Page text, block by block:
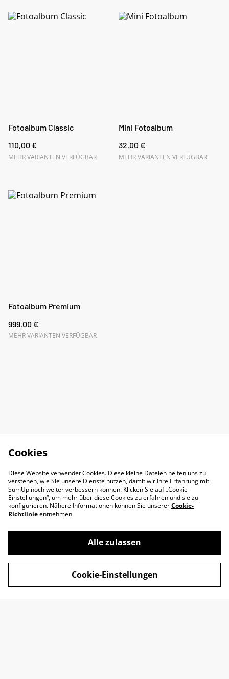
Fotoalbum Classic
110,00 €
MEHR VARIANTEN VERFÜGBAR
Mini Fotoalbum
32,00 €
MEHR VARIANTEN VERFÜGBAR
Fotoalbum Premium
999,00 €
MEHR VARIANTEN VERFÜGBAR
Widerrufsrecht
Cookies
Diese Website verwendet Cookies. Diese kleine Dateien helfen uns zu
verstehen, wie Sie unsere Dienste nutzen, damit wir Ihre Erfahrung mit
SumUp noch weiter verbessern können. Klicken Sie auf „Cookie-
Einstellungen“, um mehr über diese Cookies zu erfahren und sie zu
konfigurieren. Nähere Informationen können Sie unsererCookie-
Richtlinieentnehmen.
Alle zulassen
Cookie-Einstellungen